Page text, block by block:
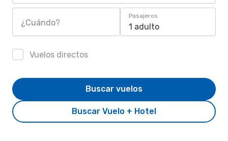
¿Cuándo?
Pasajeros
1 adulto
Vuelos directos
Buscar Vuelo + Hotel
Buscar vuelos